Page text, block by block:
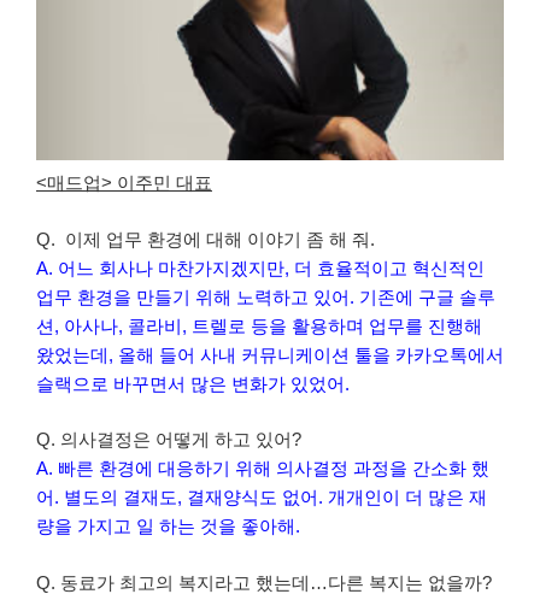
<매드업> 이주민 대표
Q. 이제 업무 환경에 대해 이야기 좀 해 줘.
A. 어느 회사나 마찬가지겠지만, 더 효율적이고 혁신적인
업무 환경을 만들기 위해 노력하고 있어. 기존에 구글 솔루
션, 아사나, 콜라비, 트렐로 등을 활용하며 업무를 진행해
왔었는데, 올해 들어 사내 커뮤니케이션 툴을 카카오톡에서
슬랙으로 바꾸면서 많은 변화가 있었어.
Q. 의사결정은 어떻게 하고 있어?
A. 빠른 환경에 대응하기 위해 의사결정 과정을 간소화 했
어. 별도의 결재도, 결재양식도 없어. 개개인이 더 많은 재
량을 가지고 일 하는 것을 좋아해.
Q. 동료가 최고의 복지라고 했는데…다른 복지는 없을까?